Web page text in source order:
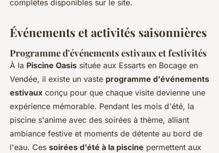
complètes disponibles sur le site.
Événements et activités saisonnières
Programme d'événements estivaux et festivités
À la Piscine Oasis située aux Essarts en Bocage en
Vendée, il existe un vaste programme d'événements
estivaux conçu pour que chaque visite devienne une
expérience mémorable. Pendant les mois d'été, la
piscine s'anime avec des soirées à thème, alliant
ambiance festive et moments de détente au bord de
l'eau. Ces soirées d'été à la piscine permettent aux